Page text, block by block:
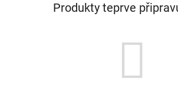
Produkty teprve